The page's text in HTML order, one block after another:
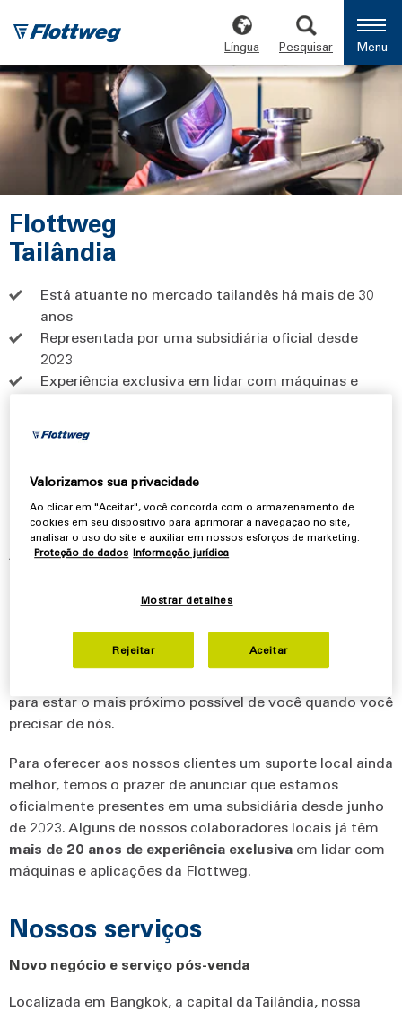
Língua Pesquisar Menu
Flottweg
Tailândia
Está atuante no mercado tailandês há mais de 30
anos
Representada por uma subsidiária oficial desde
2023
Experiência exclusiva em lidar com máquinas e
Flottweg da Tailândia
A Flottweg atua na Tailândia há30 anos
centrífugas industriais e separadores de última geração
mais de 100 máquinas e plantas,oferecemos
para estar o mais próximo possível de você quando você
precisar de nós.
Para oferecer aos nossos clientes um suporte local ainda
melhor, temos o prazer de anunciar que estamos
oficialmente presentes em uma subsidiária desde junho
de 2023. Alguns de nossos colaboradores locais já têm
mais de 20 anos de experiência exclusiva em lidar com
máquinas e aplicações da Flottweg.
Nossos serviços
Novo negócio e serviço pós-venda
Localizada em Bangkok, a capital da Tailândia, nossa
Valorizamos sua privacidade
Ao clicar em "Aceitar", você concorda com o armazenamento de
cookies em seu dispositivo para aprimorar a navegação no site,
analisar o uso do site e auxiliar em nossos esforços de marketing.
Proteção de dados Informação jurídica
Mostrar detalhes
Rejeitar Aceitar